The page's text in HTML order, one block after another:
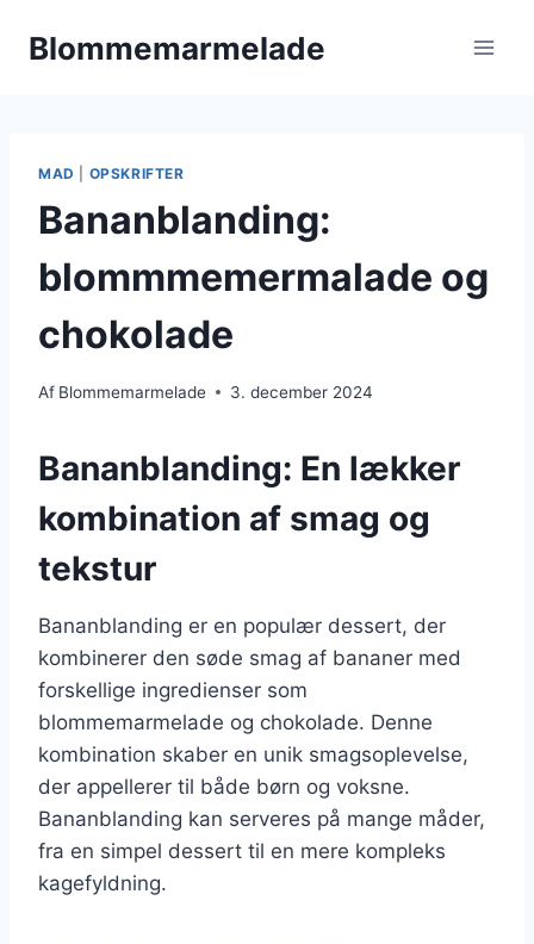
Blommemarmelade
MAD OPSKRIFTER
Bananblanding:
blommmemermalade og
chokolade
Af Blommemarmelade 3. december 2024
Bananblanding: En lækker
kombination af smag og
tekstur
Bananblanding er en populær dessert, der
kombinerer den søde smag af bananer med
forskellige ingredienser som
blommemarmelade og chokolade. Denne
kombination skaber en unik smagsoplevelse,
der appellerer til både børn og voksne.
Bananblanding kan serveres på mange måder,
fra en simpel dessert til en mere kompleks
kagefyldning.